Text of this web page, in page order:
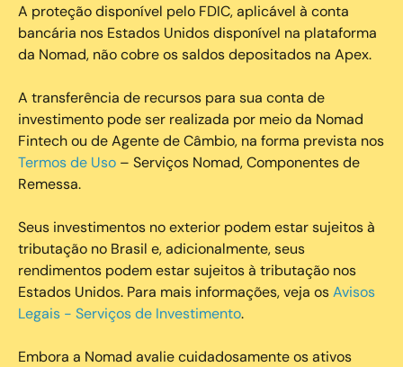
A proteção disponível pelo FDIC, aplicável à conta
bancária nos Estados Unidos disponível na plataforma
da Nomad, não cobre os saldos depositados na Apex.
A transferência de recursos para sua conta de
investimento pode ser realizada por meio da Nomad
Fintech ou de Agente de Câmbio, na forma prevista nos
Termos de Uso – Serviços Nomad, Componentes de
Remessa.
Seus investimentos no exterior podem estar sujeitos à
tributação no Brasil e, adicionalmente, seus
rendimentos podem estar sujeitos à tributação nos
Estados Unidos. Para mais informações, veja osAvisos
Legais - Serviços de Investimento.
Embora a Nomad avalie cuidadosamente os ativos